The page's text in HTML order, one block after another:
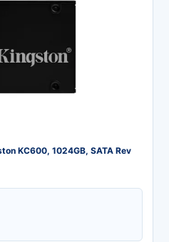
KC600, 1024GB, SATA Rev